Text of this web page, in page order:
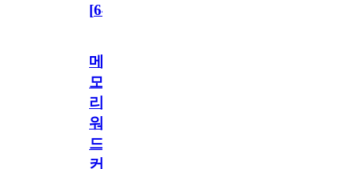
[64
메
모
리
워
드
커